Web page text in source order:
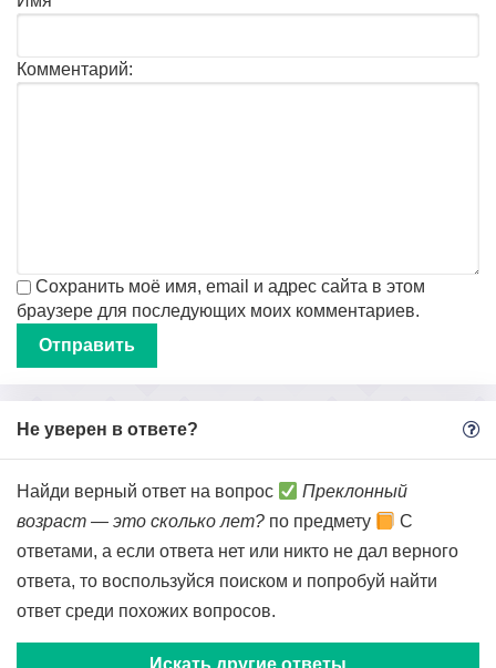
Комментарий:
Сохранить моё имя, email и адрес сайта в этом
браузере для последующих моих комментариев.
Не уверен в ответе?
Найди верный ответ на вопрос
Преклонный
возраст — это сколько лет? по предмету
С
ответами, а если ответа нет или никто не дал верного
ответа, то воспользуйся поиском и попробуй найти
ответ среди похожих вопросов.
Искать другие ответы